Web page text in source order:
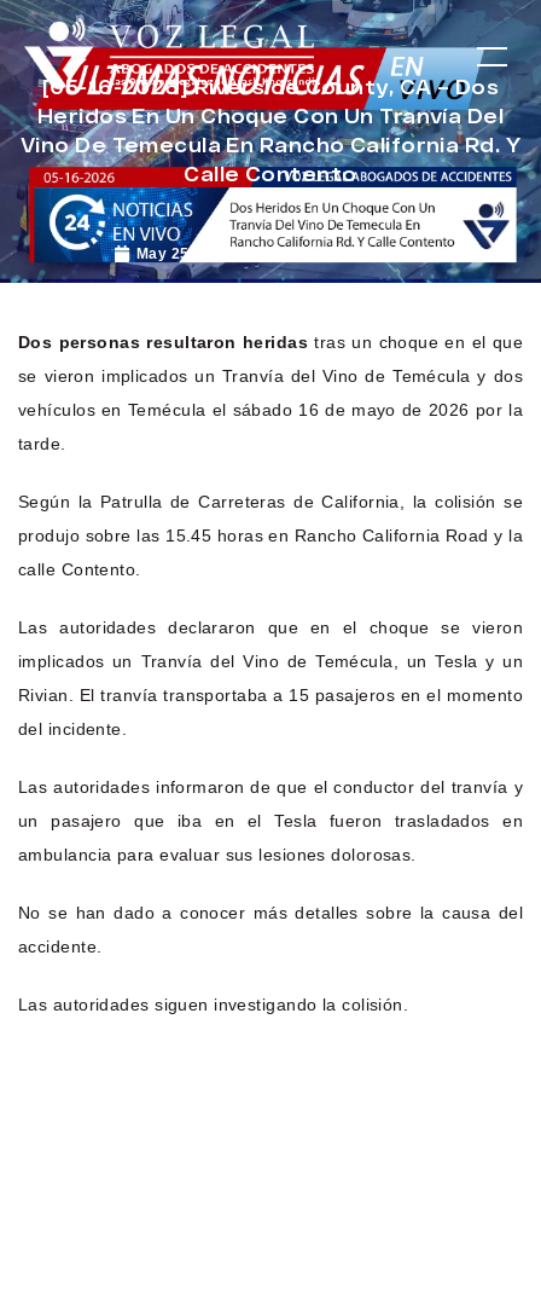
[05-16-2026] Riverside County, CA – Dos
Heridos En Un Choque Con Un Tranvía Del
Vino De Temecula En Rancho California Rd. Y
Calle Contento
May 25, 2026
Dos personas resultaron heridas tras un choque en el que
se vieron implicados un Tranvía del Vino de Temécula y dos
vehículos en Temécula el sábado 16 de mayo de 2026 por la
tarde.
Según la Patrulla de Carreteras de California, la colisión se
produjo sobre las 15.45 horas en Rancho California Road y la
calle Contento.
Las autoridades declararon que en el choque se vieron
implicados un Tranvía del Vino de Temécula, un Tesla y un
Rivian. El tranvía transportaba a 15 pasajeros en el momento
del incidente.
Las autoridades informaron de que el conductor del tranvía y
un pasajero que iba en el Tesla fueron trasladados en
ambulancia para evaluar sus lesiones dolorosas.
No se han dado a conocer más detalles sobre la causa del
accidente.
Las autoridades siguen investigando la colisión.